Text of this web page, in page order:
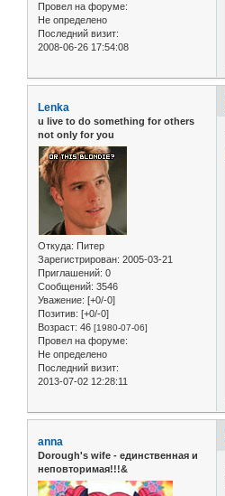
Провел на форуме:
Не определено
Последний визит:
2008-06-26 17:54:08
Lenka
u live to do something for others
not only for you
Откуда: Питер
Зарегистрирован: 2005-03-21
Приглашений: 0
Сообщений: 3546
Уважение: [+0/-0]
Позитив: [+0/-0]
Возраст: 46 [1980-07-06]
Провел на форуме:
Не определено
Последний визит:
2013-07-02 12:28:11
anna
Dorough's wife - единственная и
неповторимая!!!&